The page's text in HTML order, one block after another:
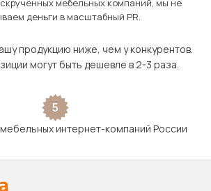
мебельных компаний, мы не
деньги в масштабный PR.
продукцию ниже, чем у конкурентов.
могут быть дешевле в 2-3 раза.
5
интернет-компаний России